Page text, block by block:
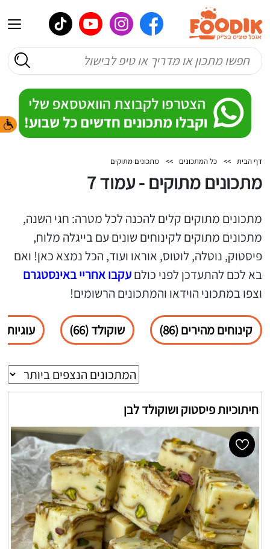
דף הבית >> כל המתכונים >> מתכונים מתוקים
מתכונים מתוקים - עמוד 7
מתכונים מתוקים קלים להכנה לכל מטרה: חגי השנה,
מתכונים מתוקים לקינוחים שונים עם בייגלה מלוח,
פיסטוק, נוטלה, לוטוס, אוראו ועוד, הכל נמצא כאן! ואם
בא לכם להתעדכן לפני כולםעקבו אחריי באינסטגרם
וצפו במתכוני הוידאו והמתכונים הרשומים!
קינוחים מהירים (86) שוקולד (66) עוגיות (25)
חיתוכיות פיסטוק ושוקולד לבן